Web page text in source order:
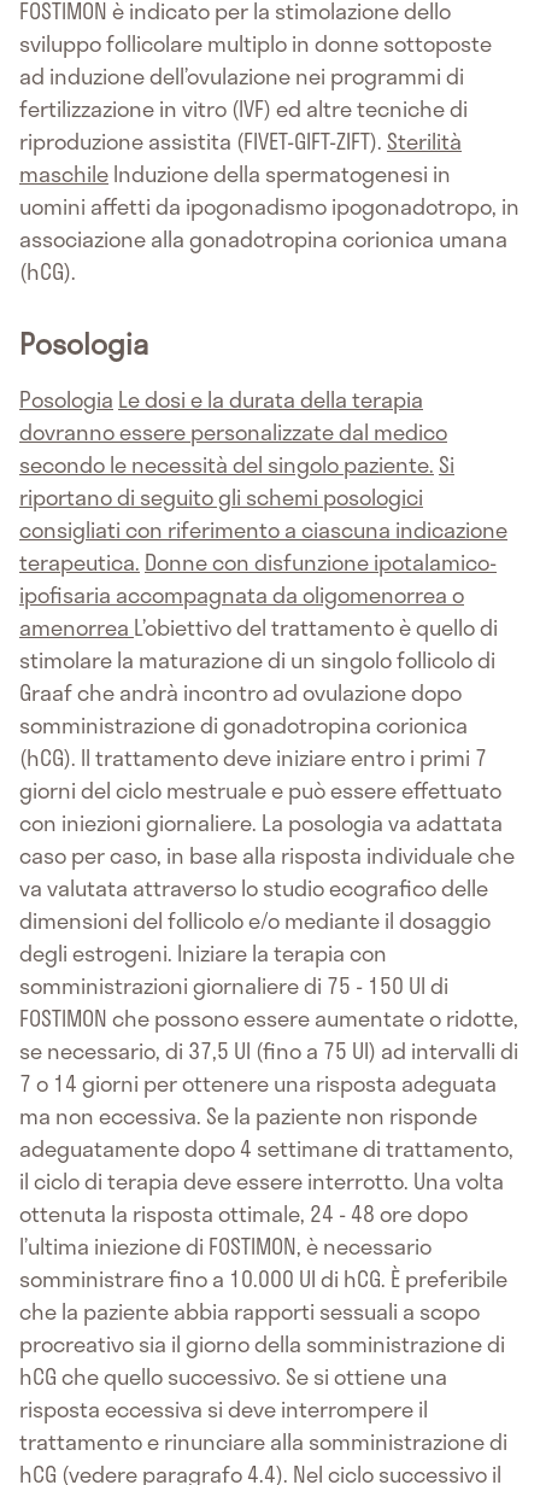
FOSTIMON è indicato per la stimolazione dello
sviluppo follicolare multiplo in donne sottoposte
ad induzione dell’ovulazione nei programmi di
fertilizzazione in vitro (IVF) ed altre tecniche di
riproduzione assistita (FIVET-GIFT-ZIFT). Sterilità
maschileInduzione della spermatogenesi in
uomini affetti da ipogonadismo ipogonadotropo, in
associazione alla gonadotropina corionica umana
(hCG).
Posologia
Posologia Le dosi e la durata della terapia
dovranno essere personalizzate dal medico
secondo le necessità del singolo paziente. Si
riportano di seguito gli schemi posologici
consigliati con riferimento a ciascuna indicazione
terapeutica. Donne con disfunzione ipotalamico-
ipofisaria accompagnata da oligomenorrea o
amenorrea L’obiettivo del trattamento è quello di
stimolare la maturazione di un singolo follicolo di
Graaf che andrà incontro ad ovulazione dopo
somministrazione di gonadotropina corionica
(hCG). Il trattamento deve iniziare entro i primi 7
giorni del ciclo mestruale e può essere effettuato
con iniezioni giornaliere. La posologia va adattata
caso per caso, in base alla risposta individuale che
va valutata attraverso lo studio ecografico delle
dimensioni del follicolo e/o mediante il dosaggio
degli estrogeni. Iniziare la terapia con
somministrazioni giornaliere di 75 - 150 UI di
FOSTIMON che possono essere aumentate o ridotte,
se necessario, di 37,5 UI (fino a 75 UI) ad intervalli di
7 o 14 giorni per ottenere una risposta adeguata
ma non eccessiva. Se la paziente non risponde
adeguatamente dopo 4 settimane di trattamento,
il ciclo di terapia deve essere interrotto. Una volta
ottenuta la risposta ottimale, 24 - 48 ore dopo
l’ultima iniezione di FOSTIMON, è necessario
somministrare fino a 10.000 UI di hCG. È preferibile
che la paziente abbia rapporti sessuali a scopo
procreativo sia il giorno della somministrazione di
hCG che quello successivo. Se si ottiene una
risposta eccessiva si deve interrompere il
trattamento e rinunciare alla somministrazione di
hCG (vedere paragrafo 4.4). Nel ciclo successivo il